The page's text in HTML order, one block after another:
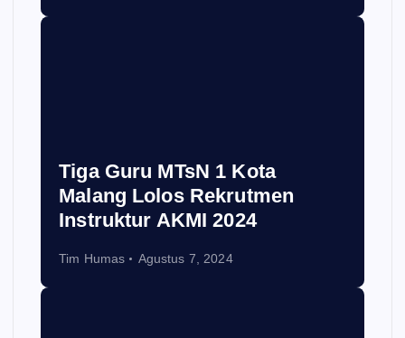
Tiga Guru MTsN 1 Kota
Malang Lolos Rekrutmen
Instruktur AKMI 2024
Tim Humas Agustus 7, 2024